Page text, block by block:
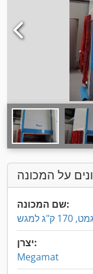
על המכונה
שם המכונה:
יצרן:
Megamat